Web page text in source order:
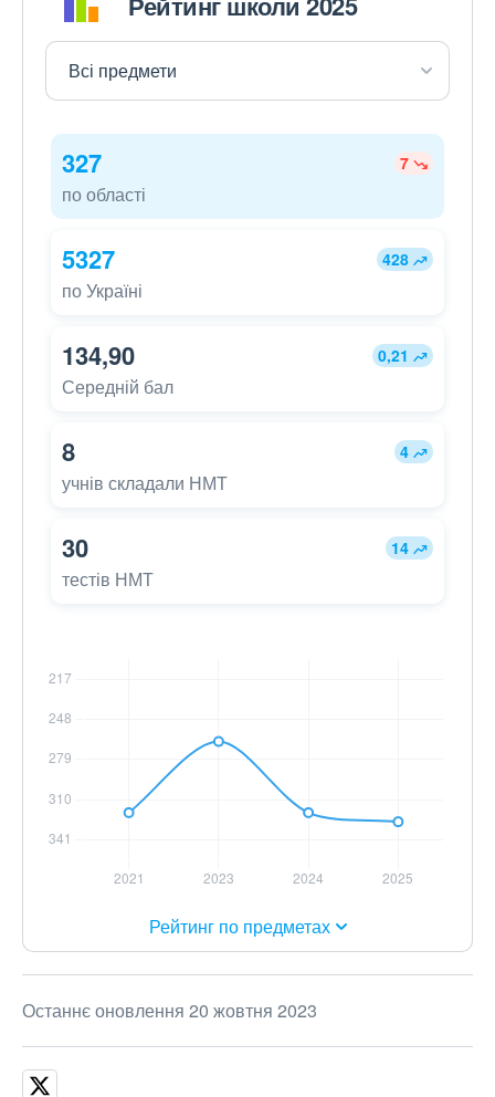
327 7
по області
5327 428
по Україні
134,90 0,21
Середній бал
8 4
учнів складали НМТ
30 14
тестів НМТ
Рейтинг по предметах
Останнє оновлення 20 жовтня 2023